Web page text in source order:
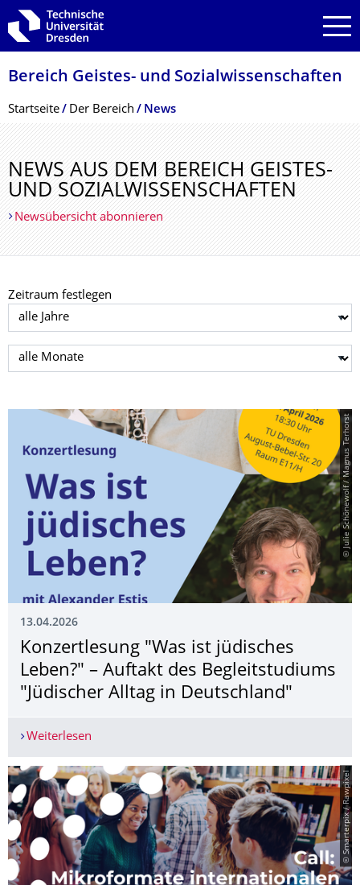
Zur Hauptnavigation springen
Zur Suche springen
Zum Inhalt springen
Bereich Geistes- und Sozialwissenschaf­ten
Breadcrumb-Menü
Startseite Der Bereich News
NEWS AUS DEM BEREICH GEISTES-
UND SOZIALWISSEN­SCHAFTEN
Newsübersicht abonnieren
Zeitraum festlegen
Jahr auswählen
Monat auswählen
© Julie Schönewolf / Magnus Terhorst
13.04.2026
Konzertlesung "Was ist jüdisches
Leben?" – Auftakt des Begleitstudiums
"Jüdischer Alltag in Deutschland"
Weiterlesen
© Smarterpix / Rawpixel